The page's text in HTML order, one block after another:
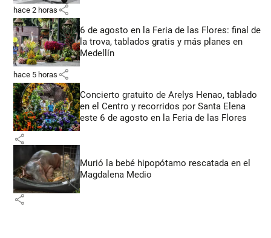
hace 2 horas share
6 de agosto en la Feria de las Flores: final de
la trova, tablados gratis y más planes en
Medellín
hace 5 horas share
Concierto gratuito de Arelys Henao, tablado
en el Centro y recorridos por Santa Elena
este 6 de agosto en la Feria de las Flores
share
Murió la bebé hipopótamo rescatada en el
Magdalena Medio
share